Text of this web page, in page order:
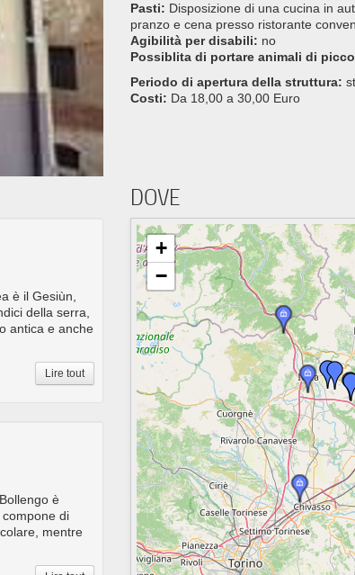
Pasti: Disposizione di una cucina in
pranzo e cena presso ristorante
Agibilità per disabili: no
Possiblita di portare animali di
Periodo di apertura della struttura:
Costi: Da 18,00 a 30,00 Euro
è il Gesiùn,
della serra,
antica e anche
Lire tout
è
di
mentre
DOVE
+
−